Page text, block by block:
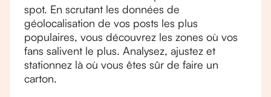
spot. En scrutant les données de
géolocalisation de vos posts les plus
populaires, vous découvrez les zones où vos
fans salivent le plus. Analysez, ajustez et
stationnez là où vous êtes sûr de faire un
carton.